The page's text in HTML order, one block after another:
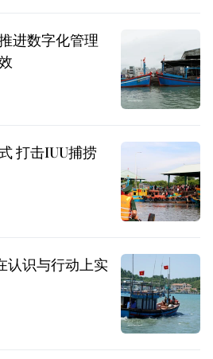
进数字化管理
打击IUU捕捞
认识与行动上实